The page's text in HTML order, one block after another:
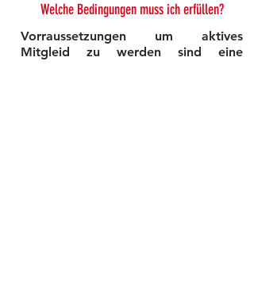
Welche Bedingungen muss ich erfüllen?
Vorraussetzungen um aktives
Mitgleid zu werden sind eine